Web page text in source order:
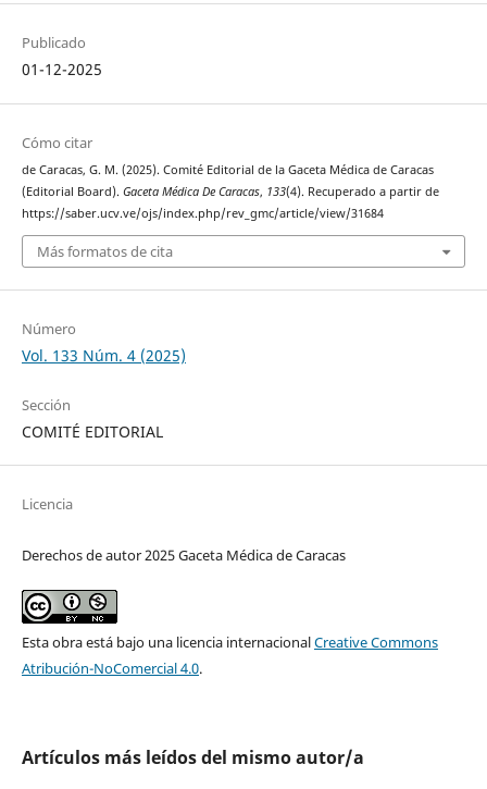
Publicado
01-12-2025
Cómo citar
de Caracas, G. M. (2025). Comité Editorial de la Gaceta Médica de Caracas
(Editorial Board). Gaceta Médica De Caracas, 133(4). Recuperado a partir de
https://saber.ucv.ve/ojs/index.php/rev_gmc/article/view/31684
Más formatos de cita
Número
Vol. 133 Núm. 4 (2025)
Sección
COMITÉ EDITORIAL
Licencia
Derechos de autor 2025 Gaceta Médica de Caracas
Esta obra está bajo una licencia internacionalCreative Commons
Atribución-NoComercial 4.0.
Artículos más leídos del mismo autor/a